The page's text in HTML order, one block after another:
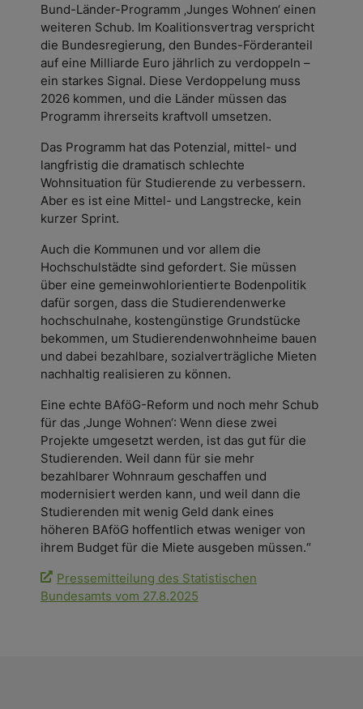
Bund-Länder-Programm ‚Junges Wohnen‘ einen
weiteren Schub. Im Koalitionsvertrag verspricht
die Bundesregierung, den Bundes-Förderanteil
auf eine Milliarde Euro jährlich zu verdoppeln –
ein starkes Signal. Diese Verdoppelung muss
2026 kommen, und die Länder müssen das
Programm ihrerseits kraftvoll umsetzen.
Das Programm hat das Potenzial, mittel- und
langfristig die dramatisch schlechte
Wohnsituation für Studierende zu verbessern.
Aber es ist eine Mittel- und Langstrecke, kein
kurzer Sprint.
Auch die Kommunen und vor allem die
Hochschulstädte sind gefordert. Sie müssen
über eine gemeinwohlorientierte Bodenpolitik
dafür sorgen, dass die Studierendenwerke
hochschulnahe, kostengünstige Grundstücke
bekommen, um Studierendenwohnheime bauen
und dabei bezahlbare, sozialverträgliche Mieten
nachhaltig realisieren zu können.
Eine echte BAföG-Reform und noch mehr Schub
für das ‚Junge Wohnen‘: Wenn diese zwei
Projekte umgesetzt werden, ist das gut für die
Studierenden. Weil dann für sie mehr
bezahlbarer Wohnraum geschaffen und
modernisiert werden kann, und weil dann die
Studierenden mit wenig Geld dank eines
höheren BAföG hoffentlich etwas weniger von
ihrem Budget für die Miete ausgeben müssen.“
Pressemitteilung des Statistischen
Bundesamts vom 27.8.2025